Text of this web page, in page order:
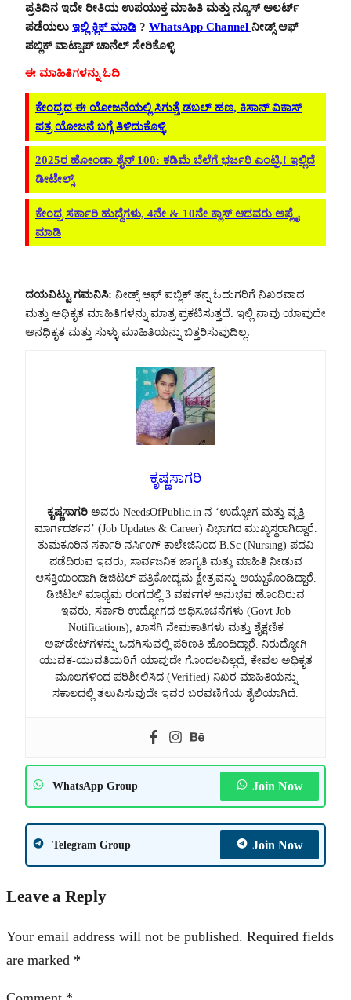
ಪ್ರತಿದಿನ ಇದೇ ರೀತಿಯ ಉಪಯುಕ್ತ ಮಾಹಿತಿ ಮತ್ತು ನ್ಯೂಸ್ ಅಲರ್ಟ್
ಪಡೆಯಲು ಇಲ್ಲಿ ಕ್ಲಿಕ್ ಮಾಡಿ ? WhatsApp Channel ನೀಡ್ಸ್ ಆಫ್
ಪಬ್ಲಿಕ್ ವಾಟ್ಸಾಪ್ ಚಾನೆಲ್ ಸೇರಿಕೊಳ್ಳಿ
ಈ ಮಾಹಿತಿಗಳನ್ನು ಓದಿ
ಕೇಂದ್ರದ ಈ ಯೋಜನೆಯಲ್ಲಿ ಸಿಗುತ್ತೆ ಡಬಲ್ ಹಣ, ಕಿಸಾನ್ ವಿಕಾಸ್
ಪತ್ರ ಯೋಜನೆ ಬಗ್ಗೆ ತಿಳಿದುಕೊಳ್ಳಿ
2025ರ ಹೋಂಡಾ ಶೈನ್ 100: ಕಡಿಮೆ ಬೆಲೆಗೆ ಭರ್ಜರಿ ಎಂಟ್ರಿ.! ಇಲ್ಲಿದೆ
ಡೀಟೇಲ್ಸ್
ಕೇಂದ್ರ ಸರ್ಕಾರಿ ಹುದ್ದೆಗಳು, 4ನೇ & 10ನೇ ಕ್ಲಾಸ್ ಆದವರು ಅಪ್ಲೈ
ಮಾಡಿ
ದಯವಿಟ್ಟು ಗಮನಿಸಿ: ನೀಡ್ಸ್ ಆಫ್ ಪಬ್ಲಿಕ್ ತನ್ನ ಓದುಗರಿಗೆ ನಿಖರವಾದ
ಮತ್ತು ಅಧಿಕೃತ ಮಾಹಿತಿಗಳನ್ನು ಮಾತ್ರ ಪ್ರಕಟಿಸುತ್ತದೆ. ಇಲ್ಲಿ ನಾವು ಯಾವುದೇ
ಅನಧಿಕೃತ ಮತ್ತು ಸುಳ್ಳು ಮಾಹಿತಿಯನ್ನು ಬಿತ್ತರಿಸುವುದಿಲ್ಲ.
ಕೃಷ್ಣಸಾಗರಿ
ಕೃಷ್ಣಸಾಗರಿ ಅವರು NeedsOfPublic.in ನ ‘ಉದ್ಯೋಗ ಮತ್ತು ವೃತ್ತಿ
ಮಾರ್ಗದರ್ಶನ’ (Job Updates & Career) ವಿಭಾಗದ ಮುಖ್ಯಸ್ಥರಾಗಿದ್ದಾರೆ.
ತುಮಕೂರಿನ ಸರ್ಕಾರಿ ನರ್ಸಿಂಗ್ ಕಾಲೇಜಿನಿಂದ B.Sc (Nursing) ಪದವಿ
ಪಡೆದಿರುವ ಇವರು, ಸಾರ್ವಜನಿಕ ಜಾಗೃತಿ ಮತ್ತು ಮಾಹಿತಿ ನೀಡುವ
ಆಸಕ್ತಿಯಿಂದಾಗಿ ಡಿಜಿಟಲ್ ಪತ್ರಿಕೋದ್ಯಮ ಕ್ಷೇತ್ರವನ್ನು ಆಯ್ದುಕೊಂಡಿದ್ದಾರೆ.
ಡಿಜಿಟಲ್ ಮಾಧ್ಯಮ ರಂಗದಲ್ಲಿ 3 ವರ್ಷಗಳ ಅನುಭವ ಹೊಂದಿರುವ
ಇವರು, ಸರ್ಕಾರಿ ಉದ್ಯೋಗದ ಅಧಿಸೂಚನೆಗಳು (Govt Job
Notifications), ಖಾಸಗಿ ನೇಮಕಾತಿಗಳು ಮತ್ತು ಶೈಕ್ಷಣಿಕ
ಅಪ್‌ಡೇಟ್‌ಗಳನ್ನು ಒದಗಿಸುವಲ್ಲಿ ಪರಿಣತಿ ಹೊಂದಿದ್ದಾರೆ. ನಿರುದ್ಯೋಗಿ
ಯುವಕ-ಯುವತಿಯರಿಗೆ ಯಾವುದೇ ಗೊಂದಲವಿಲ್ಲದೆ, ಕೇವಲ ಅಧಿಕೃತ
ಮೂಲಗಳಿಂದ ಪರಿಶೀಲಿಸಿದ (Verified) ನಿಖರ ಮಾಹಿತಿಯನ್ನು
ಸಕಾಲದಲ್ಲಿ ತಲುಪಿಸುವುದೇ ಇವರ ಬರವಣಿಗೆಯ ಶೈಲಿಯಾಗಿದೆ.
WhatsApp Group Join Now
Telegram Group Join Now
Leave a Reply
Your email address will not be published. Required fields
are marked *